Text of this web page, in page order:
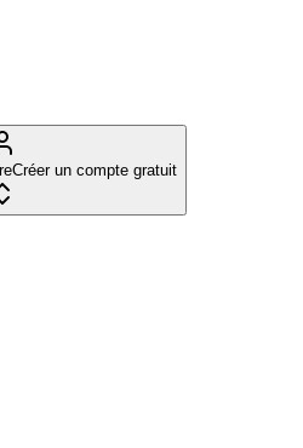
Créer un compte gratuit